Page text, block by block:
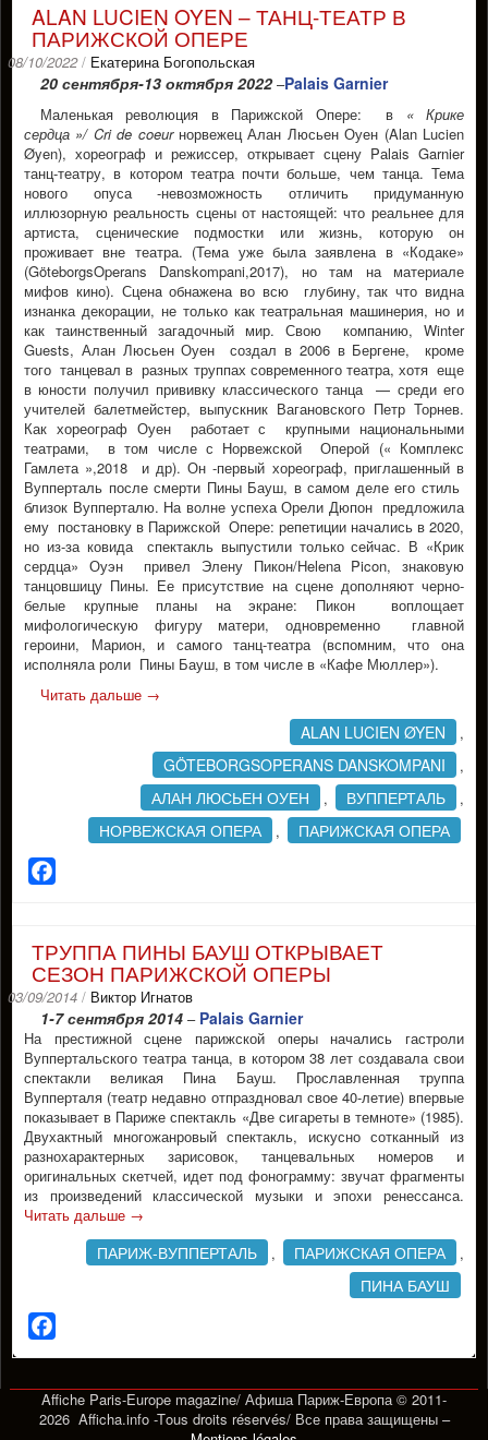
ALAN LUCIEN OYEN – ТАНЦ-ТЕАТР В
ПАРИЖСКОЙ ОПЕРЕ
08/10/2022 / Екатерина Богопольская
20 сентября-13 октября 2022–Palais Garnier
Маленькая революция в Парижской Опере: в « Крике
сердца »/ Cri de coeurнорвежец Алан Люсьен Оуен (Alan Lucien
Øyen), хореограф и режиссер, открывает сцену Pаlais Garnier
танц-театру, в котором театра почти больше, чем танца. Тема
нового опуса -невозможность отличить придуманную
иллюзорную реальность сцены от настоящей: что реальнее для
артиста, сценические подмостки или жизнь, которую он
проживаeт вне театра. (Тема уже была заявлена в «Кодаке»
(GöteborgsOperans Danskompani,2017), но там на материале
мифов кино). Сценa обнажена во всю глубину, так что видна
изнанка декорации, не только как театральная машинерия, но и
как таинственный загадочный мир. Свою компанию, Winter
Guests, Алан Люсьен Оуен создал в 2006 в Бергене, кроме
того танцевал в разных труппах современного театра, хотя еще
в юности получил прививку классического танца — среди его
учителей балетмейстер, выпускник Вагановского Петр Торнев.
Как хореограф Оуен работает с крупными национальными
театрами, в том числе с Норвежской Оперой (« Комплекс
Гамлета »,2018 и др). Он -первый хореограф, приглашенный в
Вупперталь после смерти Пины Бауш, в самом деле его стиль
близок Вупперталю. На волне успеха Орели Дюпон предложила
ему постановку в Парижской Опере: репетиции начались в 2020,
но из-за ковида спектакль выпустили только сейчас. В «Крик
сердца» Оуэн привел Элену Пикон/Helena Picon, знаковую
танцовшицу Пины. Ее присутствие на сцене дополняют черно-
белые крупные планы на экране: Пикон воплощает
мифологическую фигуру матери, одновременно главной
героини, Марион, и самого танц-театра (вспомним, что она
исполняла роли Пины Бауш, в том числе в «Кафе Мюллер»).
Читать дальше →
ALAN LUCIEN ØYEN ,
GÖTEBORGSOPERANS DANSKOMPANI ,
АЛАН ЛЮСЬЕН ОУЕН , ВУППЕРТАЛЬ ,
НОРВЕЖСКАЯ ОПЕРА , ПАРИЖСКАЯ ОПЕРА
ТРУППА ПИНЫ БАУШ ОТКРЫВАЕТ
СЕЗОН ПАРИЖСКОЙ ОПЕРЫ
03/09/2014 / Виктор Игнатов
1-7 сентября 2014 – Palais Garnier
На престижной сцене парижской оперы начались гастроли
Вуппертальского театра танца, в котором 38 лет создавала свои
спектакли великая Пина Бауш. Прославленная труппа
Вупперталя (театр недавно отпраздновал свое 40-летие) впервые
показывает в Париже спектакль «Две сигареты в темноте» (1985).
Двухактный многожанровый спектакль, искусно сотканный из
разнохарактерных зарисовок, танцевальных номеров и
оригинальных скетчей, идет под фонограмму: звучат фрагменты
из произведений классической музыки и эпохи ренессанса.
Читать дальше →
ПАРИЖ-ВУППЕРТАЛЬ , ПАРИЖСКАЯ ОПЕРА ,
ПИНА БАУШ
Affiche Paris-Europe magazine/ Афиша Париж-Европа © 2011-
2026 Afficha.info -Tous droits réservés/ Все права защищены –